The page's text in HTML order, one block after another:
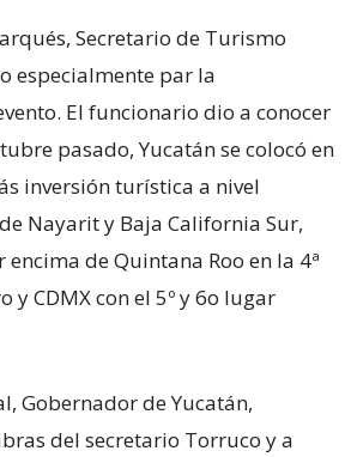
Secretario de Turismo
especialmente par la
El funcionario dio a conocer
pasado, Yucatán se colocó en
inversión turística a nivel
Nayarit y Baja California Sur,
de Quintana Roo en la 4ª
y CDMX con el 5º y 6o lugar
Gobernador de Yucatán,
del secretario Torruco y a